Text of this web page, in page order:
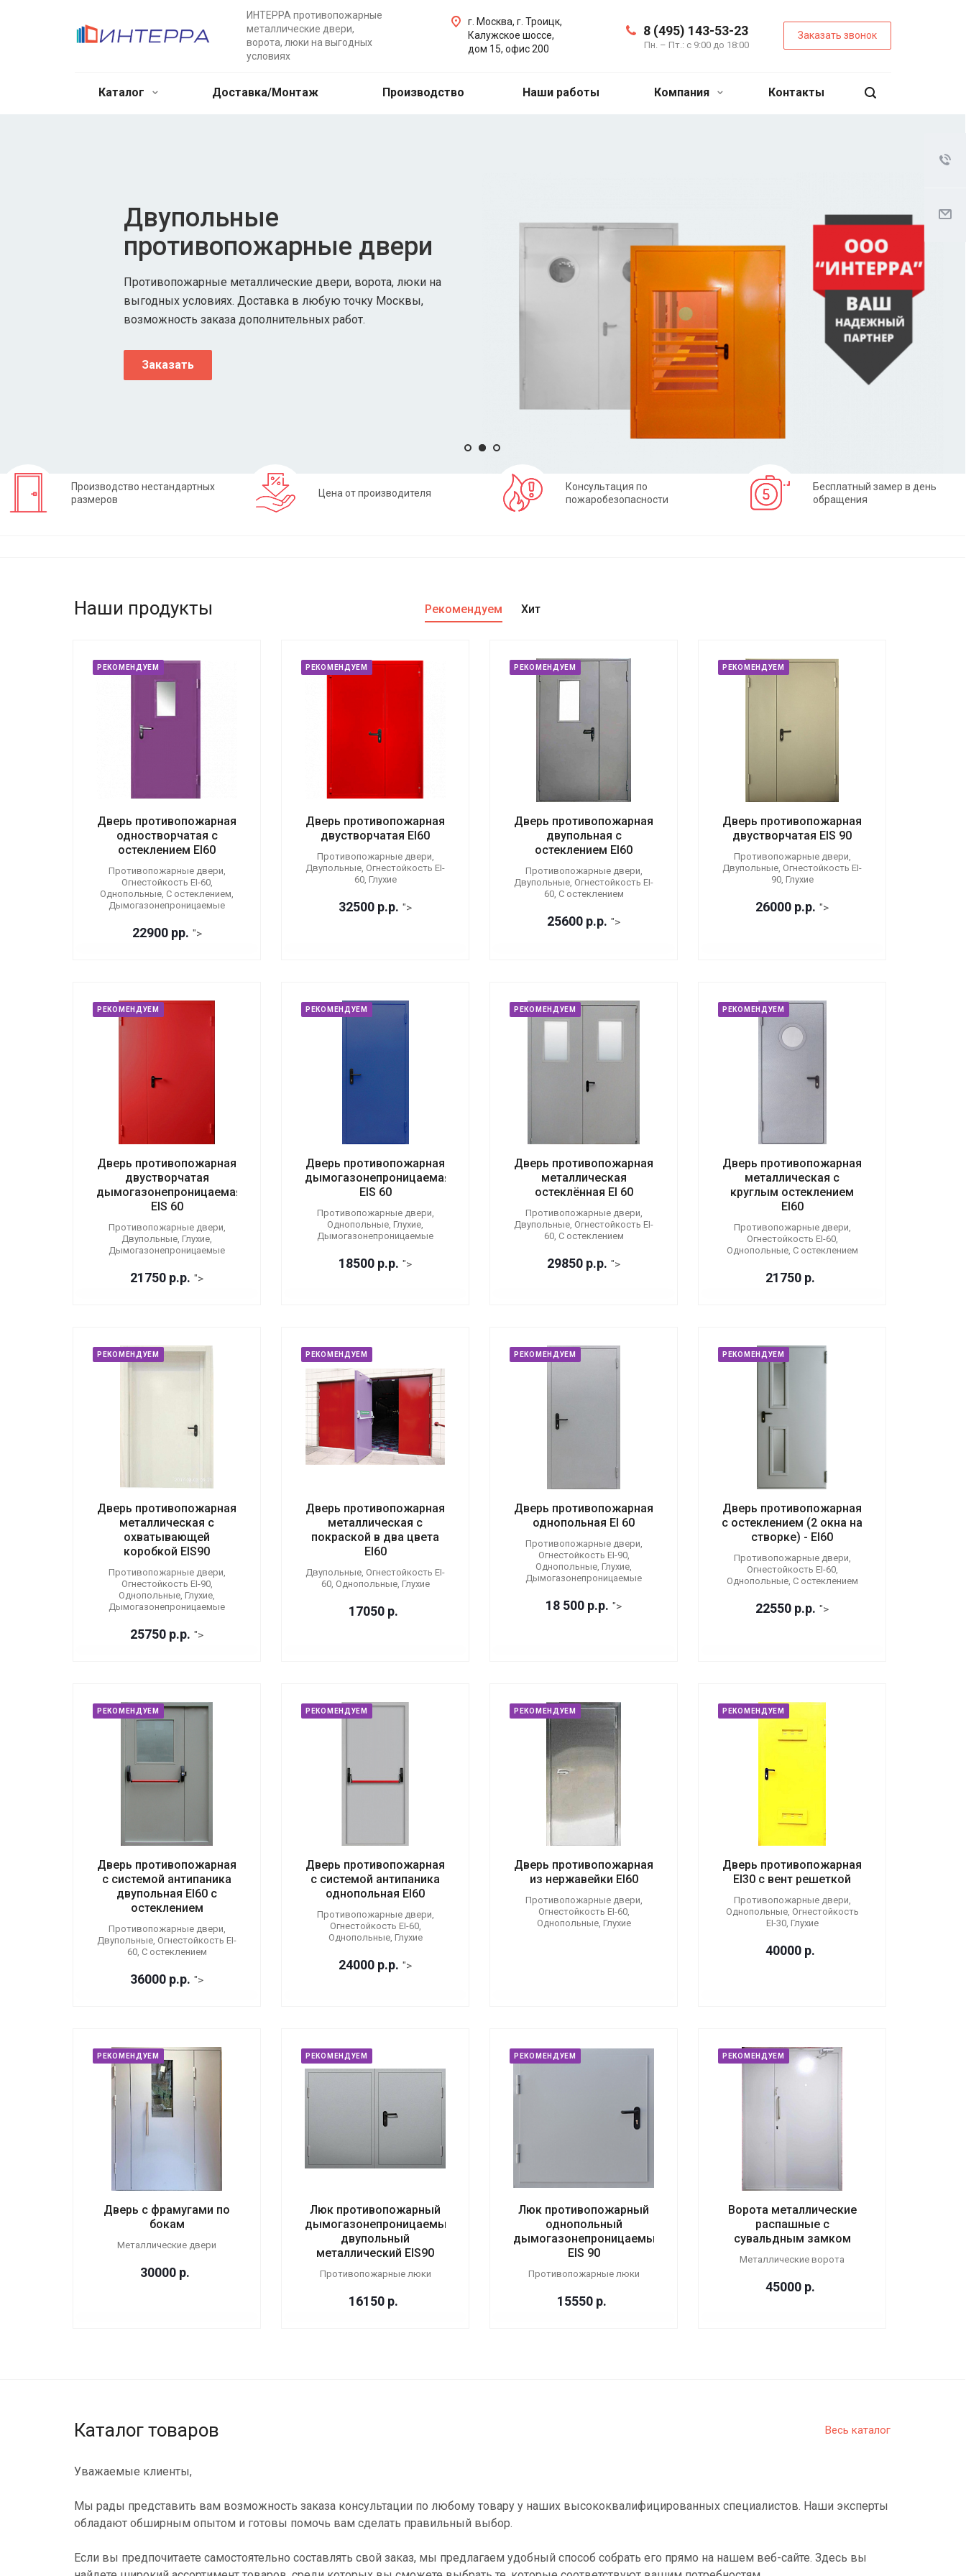
ИНТЕРРА противопожарные
металлические двери,
ворота, люки на выгодных
условиях
8 (495) 143-53-23
Пн. – Пт.: с 9:00 до 18:00
Заказать звонок
г. Москва, г. Троицк,
Калужское шоссе,
дом 15, офис 200
Каталог Доставка/Монтаж Производство Наши работы Компания Контакты
Двупольные
противопожарные двери
Противопожарные металлические двери, ворота, люки на
выгодных условиях. Доставка в любую точку Москвы,
возможность заказа дополнительных работ.
Заказать
Производство нестандартных
размеров
Цена от производителя
Консультация по
пожаробезопасности
Бесплатный замер в день
обращения
Наши продукты Рекомендуем Хит
РЕКОМЕНДУЕМ
Дверь противопожарная
одностворчатая с
остеклением EI60
Противопожарные двери,
Огнестойкость EI-60,
Однопольные, С остеклением,
Дымогазонепроницаемые
22900 рр. ">
РЕКОМЕНДУЕМ
Дверь противопожарная
двустворчатая EI60
Противопожарные двери,
Двупольные, Огнестойкость EI-
60, Глухие
32500 р.р. ">
РЕКОМЕНДУЕМ
Дверь противопожарная
двупольная с
остеклением EI60
Противопожарные двери,
Двупольные, Огнестойкость EI-
60, С остеклением
25600 р.р. ">
РЕКОМЕНДУЕМ
Дверь противопожарная
двустворчатая EIS 90
Противопожарные двери,
Двупольные, Огнестойкость EI-
90, Глухие
26000 р.р. ">
РЕКОМЕНДУЕМ
Дверь противопожарная
двустворчатая
дымогазонепроницаемая
EIS 60
Противопожарные двери,
Двупольные, Глухие,
Дымогазонепроницаемые
21750 р.р. ">
РЕКОМЕНДУЕМ
Дверь противопожарная
дымогазонепроницаемая
EIS 60
Противопожарные двери,
Однопольные, Глухие,
Дымогазонепроницаемые
18500 р.р. ">
РЕКОМЕНДУЕМ
Дверь противопожарная
металлическая
остеклённая EI 60
Противопожарные двери,
Двупольные, Огнестойкость EI-
60, С остеклением
29850 р.р. ">
РЕКОМЕНДУЕМ
Дверь противопожарная
металлическая с
круглым остеклением
EI60
Противопожарные двери,
Огнестойкость EI-60,
Однопольные, С остеклением
21750 р.
РЕКОМЕНДУЕМ
Дверь противопожарная
металлическая с
охватывающей
коробкой EIS90
Противопожарные двери,
Огнестойкость EI-90,
Однопольные, Глухие,
Дымогазонепроницаемые
25750 р.р. ">
РЕКОМЕНДУЕМ
Дверь противопожарная
металлическая с
покраской в два цвета
EI60
Двупольные, Огнестойкость EI-
60, Однопольные, Глухие
17050 р.
РЕКОМЕНДУЕМ
Дверь противопожарная
однопольная EI 60
Противопожарные двери,
Огнестойкость EI-90,
Однопольные, Глухие,
Дымогазонепроницаемые
18 500 р.р. ">
РЕКОМЕНДУЕМ
Дверь противопожарная
с остеклением (2 окна на
створке) - EI60
Противопожарные двери,
Огнестойкость EI-60,
Однопольные, С остеклением
22550 р.р. ">
РЕКОМЕНДУЕМ
Дверь противопожарная
с системой антипаника
двупольная EI60 с
остеклением
Противопожарные двери,
Двупольные, Огнестойкость EI-
60, С остеклением
36000 р.р. ">
РЕКОМЕНДУЕМ
Дверь противопожарная
с системой антипаника
однопольная EI60
Противопожарные двери,
Огнестойкость EI-60,
Однопольные, Глухие
24000 р.р. ">
РЕКОМЕНДУЕМ
Дверь противопожарная
из нержавейки EI60
Противопожарные двери,
Огнестойкость EI-60,
Однопольные, Глухие
РЕКОМЕНДУЕМ
Дверь противопожарная
EI30 с вент решеткой
Противопожарные двери,
Однопольные, Огнестойкость
EI-30, Глухие
40000 р.
РЕКОМЕНДУЕМ
Дверь с фрамугами по
бокам
Металлические двери
30000 р.
РЕКОМЕНДУЕМ
Люк противопожарный
дымогазонепроницаемый
двупольный
металлический EIS90
Противопожарные люки
16150 р.
РЕКОМЕНДУЕМ
Люк противопожарный
однопольный
дымогазонепроницаемый
EIS 90
Противопожарные люки
15550 р.
РЕКОМЕНДУЕМ
Ворота металлические
распашные с
сувальдным замком
Металлические ворота
45000 р.
Весь каталог
Каталог товаров
Уважаемые клиенты,
Мы рады представить вам возможность заказа консультации по любому товару у наших высококвалифицированных специалистов. Наши эксперты
обладают обширным опытом и готовы помочь вам сделать правильный выбор.
Если вы предпочитаете самостоятельно составлять свой заказ, мы предлагаем удобный способ собрать его прямо на нашем веб-сайте. Здесь вы